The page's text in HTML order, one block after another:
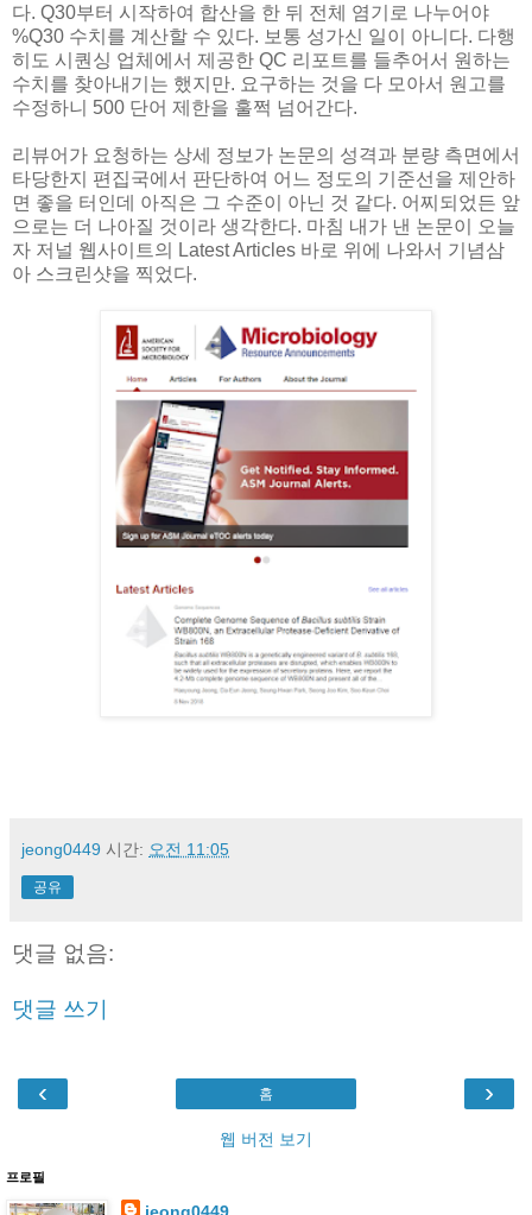
다. Q30부터 시작하여 합산을 한 뒤 전체 염기로 나누어야
%Q30 수치를 계산할 수 있다. 보통 성가신 일이 아니다. 다행
히도 시퀀싱 업체에서 제공한 QC 리포트를 들추어서 원하는
수치를 찾아내기는 했지만. 요구하는 것을 다 모아서 원고를
수정하니 500 단어 제한을 훌쩍 넘어간다.
리뷰어가 요청하는 상세 정보가 논문의 성격과 분량 측면에서
타당한지 편집국에서 판단하여 어느 정도의 기준선을 제안하
면 좋을 터인데 아직은 그 수준이 아닌 것 같다. 어찌되었든 앞
으로는 더 나아질 것이라 생각한다. 마침 내가 낸 논문이 오늘
자 저널 웹사이트의 Latest Articles 바로 위에 나와서 기념삼
아 스크린샷을 찍었다.
jeong0449 시간: 오전 11:05
공유
댓글 없음:
댓글 쓰기
‹ ›
홈
웹 버전 보기
프로필
jeong0449